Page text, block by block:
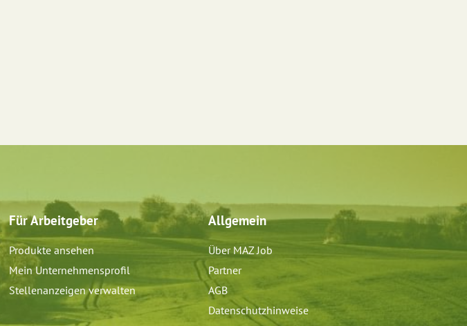
Für Arbeitgeber
Produkte ansehen
Mein Unternehmensprofil
Stellenanzeigen verwalten
Allgemein
Über MAZ Job
Partner
AGB
Datenschutzhinweise